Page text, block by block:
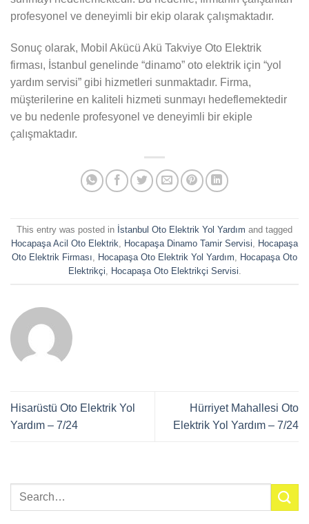
profesyonel ve deneyimli bir ekip olarak çalışmaktadır.
Sonuç olarak, Mobil Akücü Akü Takviye Oto Elektrik
firması, İstanbul genelinde “dinamo” oto elektrik için “yol
yardım servisi” gibi hizmetleri sunmaktadır. Firma,
müşterilerine en kaliteli hizmeti sunmayı hedeflemektedir
ve bu nedenle profesyonel ve deneyimli bir ekiple
çalışmaktadır.
This entry was posted in İstanbul Oto Elektrik Yol Yardım and tagged
Hocapaşa Acil Oto Elektrik
Hocapaşa Dinamo Tamir Servisi
Hocapaşa
Oto Elektrik Firması
Hocapaşa Oto Elektrik Yol Yardım
Hocapaşa Oto
Elektrikçi
Hocapaşa Oto Elektrikçi Servisi
Hisarüstü Oto Elektrik Yol
Yardım – 7/24
Hürriyet Mahallesi Oto
Elektrik Yol Yardım – 7/24